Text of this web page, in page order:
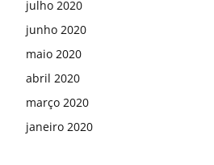
julho 2020
junho 2020
maio 2020
abril 2020
março 2020
janeiro 2020